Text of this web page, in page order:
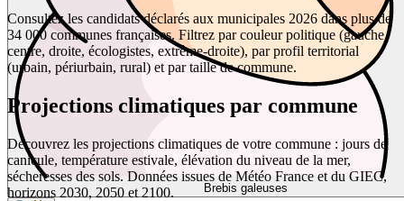
Brebis galeuses
Consultez les candidats déclarés aux municipales 2026 dans plus de
34 000 communes françaises. Filtrez par couleur politique (gauche,
centre, droite, écologistes, extrême-droite), par profil territorial
(urbain, périurbain, rural) et par taille de commune.
Projections climatiques par commune
Découvrez les projections climatiques de votre commune : jours de
canicule, température estivale, élévation du niveau de la mer,
sécheresses des sols. Données issues de Météo France et du GIEC,
horizons 2030, 2050 et 2100.